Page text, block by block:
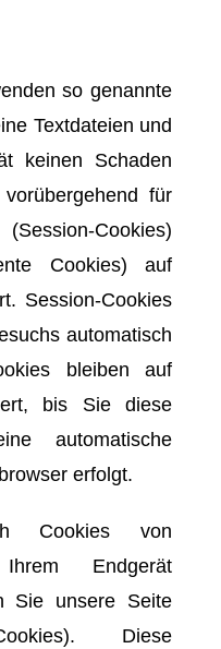
so genannte
Textdateien und
keinen Schaden
für
Cookies)
Cookies) auf
Session-Cookies
automatisch
bleiben auf
bis Sie diese
automatische
erfolgt.
Cookies von
Endgerät
Sie unsere Seite
Diese